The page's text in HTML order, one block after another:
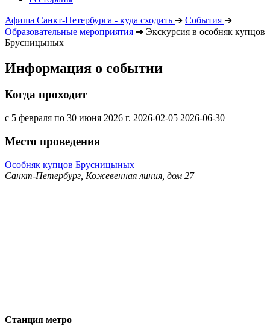
Афиша Санкт-Петербурга - куда сходить ➔ События ➔
Образовательные мероприятия ➔ Экскурсия в особняк купцов
Брусницыных
Информация о событии
Когда проходит
с 5 февраля по 30 июня 2026 г. 2026-02-05 2026-06-30
Место проведения
Особняк купцов Брусницыных
Санкт-Петербург, Кожевенная линия, дом 27
Станция метро